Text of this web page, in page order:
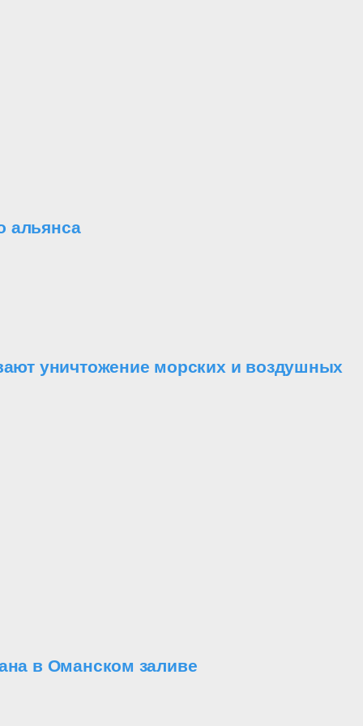
альянса
уничтожение морских и воздушных
в Оманском заливе